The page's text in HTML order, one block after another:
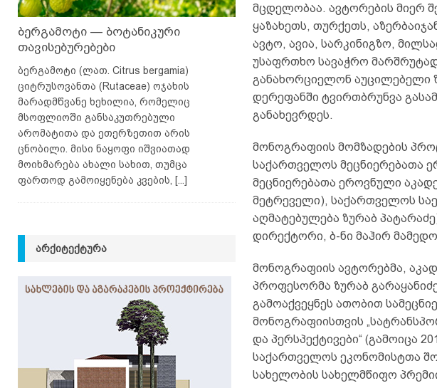
მცდელობაა. ავტორების მიერ
ყაზახეთს, თურქეთს,
ავტო, ავია, სარკინიგზო,
უსაფრთხო სავაჭრო მარშრუტად
განახორციელონ აუცილებელი
დერეფანში ტვირთბრუნვა
განახევრდეს.
მონოგრაფიის მომზადების
საქართველოს მეცნიერებათა
მეცნიერებათა ეროვნული
მეტრეველი), საქართველოს
აღმატებულება ზურაბ
დირექტორი, ბ-ნი მაჰირ
მონოგრაფიის ავტორებმა,
პროფესორმა ზურაბ
გამოაქვეყნეს ათობით
მონოგრაფიისთვის
და პერსპექტივები“ (გამოიცა
საქართველოს ეკონომისტთა
სახელობის სახელმწიფო
ბერგამოტი — ბოტანიკური
თავისებურებები
ბერგამოტი (ლათ. Citrus bergamia)
ციტრუსოვანთა (Rutaceae) ოჯახის
მარადმწვანე ხეხილია, რომელიც
მსოფლიოში განსაკუთრებული
არომატითა და ეთერზეთით არის
ცნობილი. მისი ნაყოფი იშვიათად
მოიხმარება ახალი სახით, თუმცა
ფართოდ გამოიყენება კვების,
[...]
ᲐᲠᲥᲘᲢᲔᲥᲢᲣᲠᲐ